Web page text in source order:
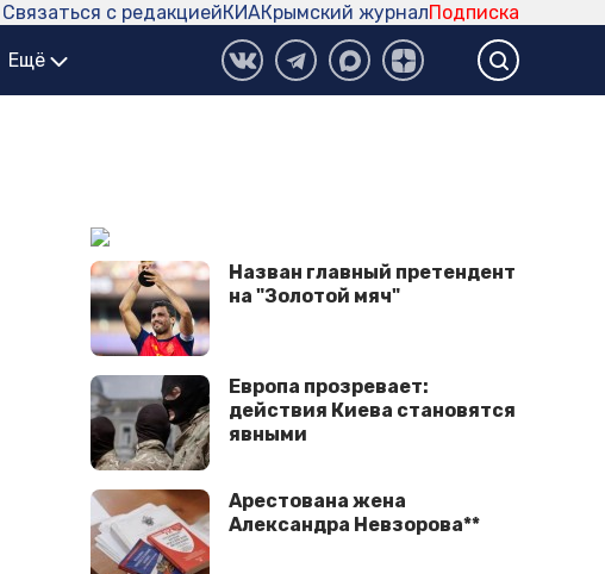
Подписка
Крымский журнал
КИА
Связаться с редакцией
Ещё
Назван главный претендент
на "Золотой мяч"
Европа прозревает:
действия Киева становятся
явными
Арестована жена
Александра Невзорова**